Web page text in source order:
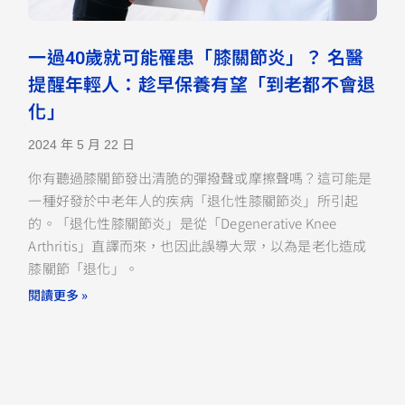
一過40歲就可能罹患「膝關節炎」？ 名醫
提醒年輕人：趁早保養有望「到老都不會退
化」
2024 年 5 月 22 日
你有聽過膝關節發出清脆的彈撥聲或摩擦聲嗎？這可能是
一種好發於中老年人的疾病「退化性膝關節炎」所引起
的。「退化性膝關節炎」是從「Degenerative Knee
Arthritis」直譯而來，也因此誤導大眾，以為是老化造成
膝關節「退化」。
閱讀更多 »